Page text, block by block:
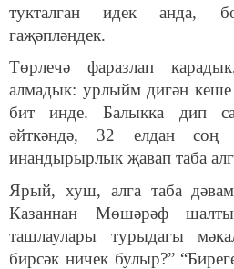
тукталган идек анда,
гаҗәпләндек.
Төрлечә фаразлап
алмадык: урлыйм дигән
бит инде. Балыкка дип
әйткәндә, 32 елдан
инандырырлык җавап таба
Ярый, хуш, алга таба
Казаннан Мөшәрәф
ташлаулары турыдагы
бирсәк ничек булыр?”